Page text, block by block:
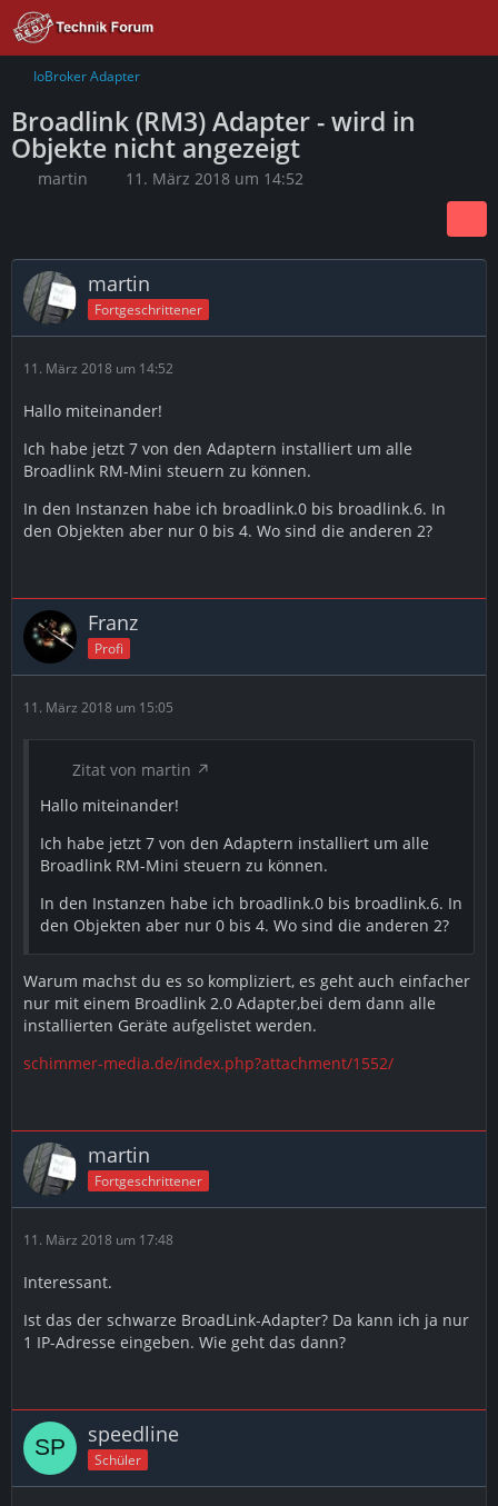
IoBroker Adapter
Broadlink (RM3) Adapter - wird in
Objekte nicht angezeigt
martin 11. März 2018 um 14:52
martin
Fortgeschrittener
11. März 2018 um 14:52
Hallo miteinander!
Ich habe jetzt 7 von den Adaptern installiert um alle
Broadlink RM-Mini steuern zu können.
In den Instanzen habe ich broadlink.0 bis broadlink.6. In
den Objekten aber nur 0 bis 4. Wo sind die anderen 2?
Franz
Profi
11. März 2018 um 15:05
Zitat von martin
Hallo miteinander!
Ich habe jetzt 7 von den Adaptern installiert um alle
Broadlink RM-Mini steuern zu können.
In den Instanzen habe ich broadlink.0 bis broadlink.6. In
den Objekten aber nur 0 bis 4. Wo sind die anderen 2?
Warum machst du es so kompliziert, es geht auch einfacher
nur mit einem Broadlink 2.0 Adapter,bei dem dann alle
installierten Geräte aufgelistet werden.
schimmer-media.de/index.php?attachment/1552/
martin
Fortgeschrittener
11. März 2018 um 17:48
Interessant.
Ist das der schwarze BroadLink-Adapter? Da kann ich ja nur
1 IP-Adresse eingeben. Wie geht das dann?
speedline
Schüler